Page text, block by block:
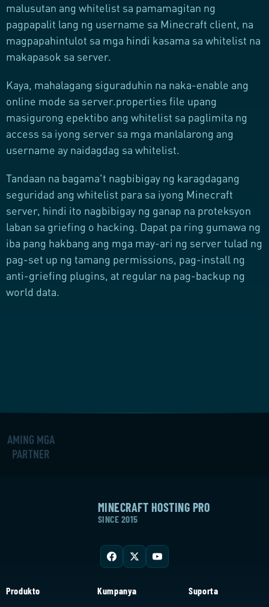
malusutan ang whitelist sa pamamagitan ng
pagpapalit lang ng username sa Minecraft client, na
magpapahintulot sa mga hindi kasama sa whitelist na
makapasok sa server.
Kaya, mahalagang siguraduhin na naka-enable ang
online mode sa server.properties file upang
masigurong epektibo ang whitelist sa paglimita ng
access sa iyong server sa mga manlalarong ang
username ay naidagdag sa whitelist.
Tandaan na bagama't nagbibigay ng karagdagang
seguridad ang whitelist para sa iyong Minecraft
server, hindi ito nagbibigay ng ganap na proteksyon
laban sa griefing o hacking. Dapat pa ring gumawa ng
iba pang hakbang ang mga may-ari ng server tulad ng
pag-set up ng tamang permissions, pag-install ng
anti-griefing plugins, at regular na pag-backup ng
world data.
AMING MGA
PARTNER
MINECRAFT HOSTING PRO
SINCE 2015
Produkto Kumpanya Suporta